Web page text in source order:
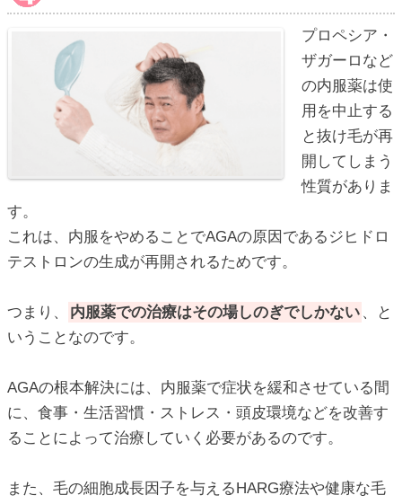
プロペシア・
ザガーロなど
の内服薬は使
用を中止する
と抜け毛が再
開してしまう
性質がありま
す。
これは、内服をやめることでAGAの原因であるジヒドロ
テストロンの生成が再開されるためです。
つまり、 内服薬での治療はその場しのぎでしかない 、と
いうことなのです。
AGAの根本解決には、内服薬で症状を緩和させている間
に、食事・生活習慣・ストレス・頭皮環境などを改善す
ることによって治療していく必要があるのです。
また、毛の細胞成長因子を与えるHARG療法や健康な毛